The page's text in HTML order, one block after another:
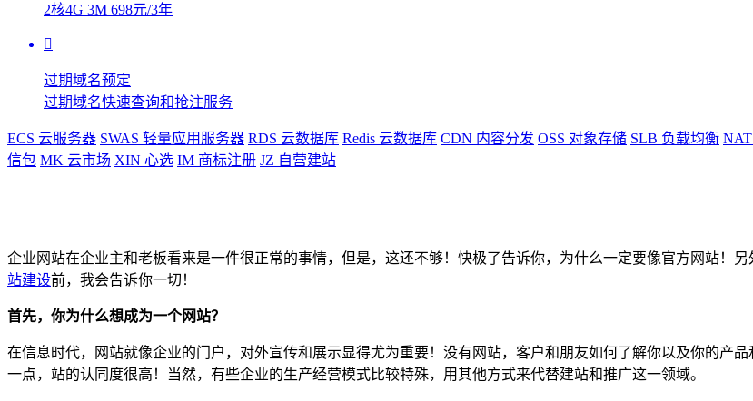
2核4G 3M 698元/3年
过期域名预定
过期域名快速查询和抢注服务
ECS 云服务器 SWAS 轻量应用服务器 RDS 云数据库 Redis 云数据库 CDN 内容分发 OSS 对象存储 SLB 负载均衡 NAT
信包 MK 云市场 XIN 心选 IM 商标注册 JZ 自营建站
企业网站在企业主和老板看来是一件很正常的事情，但是，这还不够！快极了告诉你，为什么一定要像官方网站！
站建设前，我会告诉你一切！
首先，你为什么想成为一个网站？
在信息时代，网站就像企业的门户，对外宣传和展示显得尤为重要！没有网站，客户和朋友如何了解你以及你的产
一点，站的认同度很高！当然，有些企业的生产经营模式比较特殊，用其他方式来代替建站和推广这一领域。